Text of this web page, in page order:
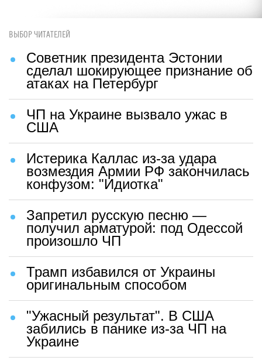
ВЫБОР ЧИТАТЕЛЕЙ
Советник президента Эстонии
сделал шокирующее признание об
атаках на Петербург
ЧП на Украине вызвало ужас в
США
Истерика Каллас из-за удара
возмездия Армии РФ закончилась
конфузом: "Идиотка"
Запретил русскую песню —
получил арматурой: под Одессой
произошло ЧП
Трамп избавился от Украины
оригинальным способом
"Ужасный результат". В США
забились в панике из-за ЧП на
Украине